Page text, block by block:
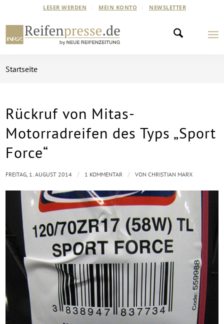
LESER WERDEN MEIN KONTO NEWSLETTER
Startseite
Rückruf von Mitas-
Motorradreifen des Typs „Sport
Force“
FREITAG, 1. AUGUST 2014 / 1 KOMMENTAR / VONCHRISTIAN MARX
sagt: